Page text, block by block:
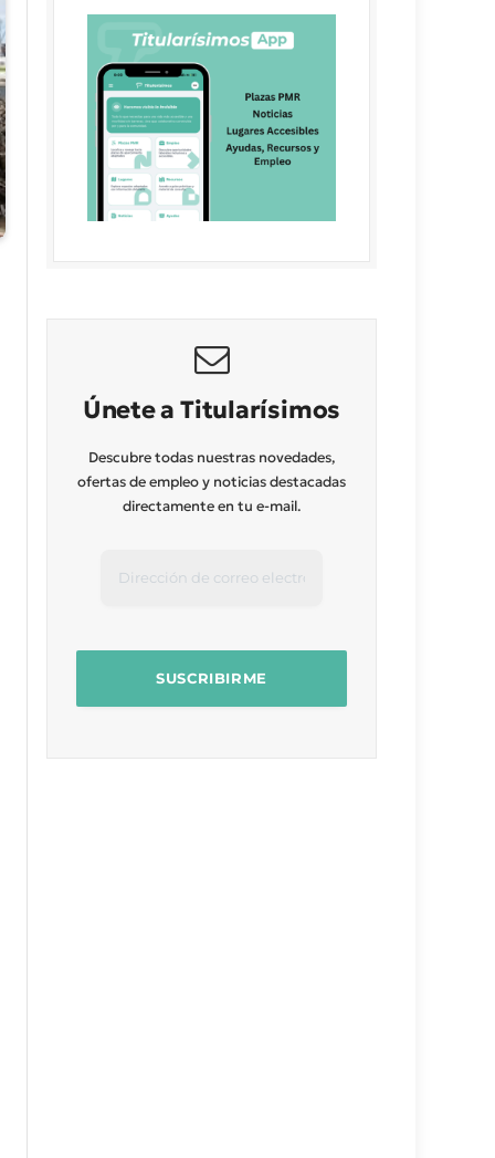
Únete a Titularísimos
Descubre todas nuestras novedades,
ofertas de empleo y noticias destacadas
directamente en tu e-mail.